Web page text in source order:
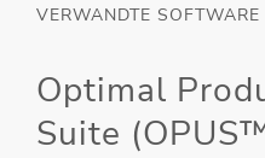
VERWANDTE SOFTWARE
Optimal
Suite